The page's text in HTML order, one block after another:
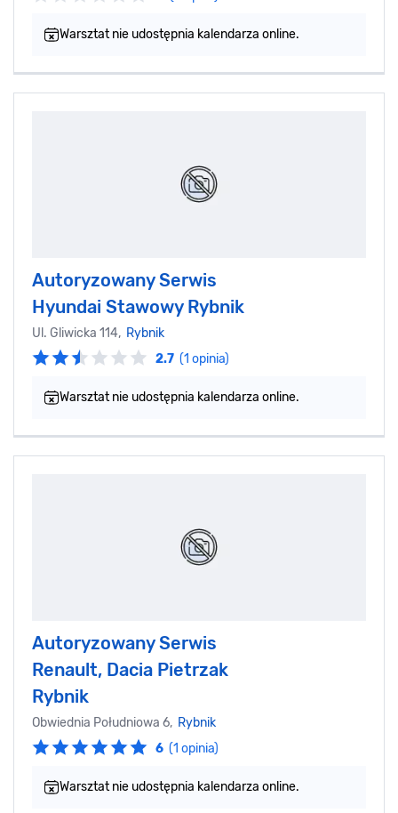
Warsztat nie udostępnia kalendarza online.
Autoryzowany Serwis
Hyundai Stawowy Rybnik
Ul. Gliwicka 114, Rybnik
2.7 (1 opinia)
Warsztat nie udostępnia kalendarza online.
Autoryzowany Serwis
Renault, Dacia Pietrzak
Rybnik
Obwiednia Południowa 6, Rybnik
6 (1 opinia)
Warsztat nie udostępnia kalendarza online.